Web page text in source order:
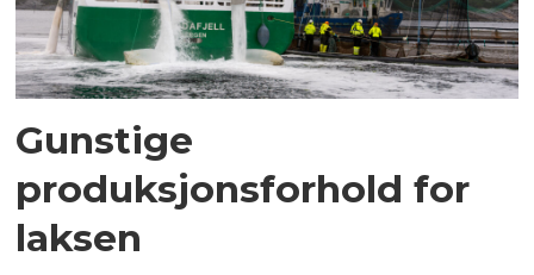
Gunstige
produksjonsforhold for
laksen